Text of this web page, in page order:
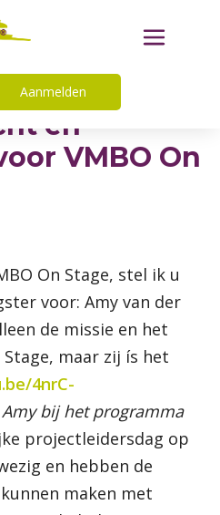
Aanmelden
en
VMBO On
On Stage, stel ik u
voor: Amy van der
de missie en het
Stage, maar zij ís het
4nrC-
bij het programma
projectleidersdag op
en hebben de
maken met